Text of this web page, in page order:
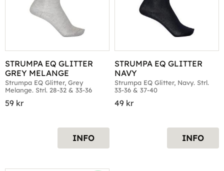
STRUMPA EQ GLITTER
GREY MELANGE
Strumpa EQ Glitter, Grey
Melange. Strl. 28-32 & 33-36
59 kr
INFO
STRUMPA EQ GLITTER
NAVY
Strumpa EQ Glitter, Navy. Strl.
33-36 & 37-40
49 kr
INFO